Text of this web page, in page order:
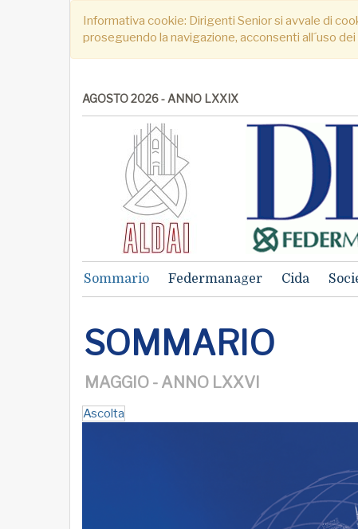
Informativa cookie: Dirigenti Senior si avvale di
proseguendo la navigazione, acconsenti all´uso
AGOSTO 2026 - ANNO LXXIX
Sommario Federmanager Cida
SOMMARIO
MAGGIO - ANNO LXXVI
Ascolta